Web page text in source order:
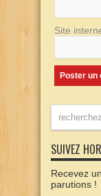
Site
SUIVEZ
Recevez
parutions !